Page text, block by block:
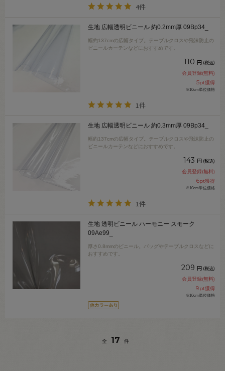
4件
生地 広幅透明ビニール 約0.2mm厚 09Bp34_
幅約137cmの広幅タイプ。テーブルクロスや飛沫防止の
ビニールカーテンなどにおすすめです。
110 円 (税込)
会員登録(無料)
5pt獲得
※10cm単位価格
1件
生地 広幅透明ビニール 約0.3mm厚 09Bp34_
幅約137cmの広幅タイプ。テーブルクロスや飛沫防止の
ビニールカーテンなどにおすすめです。
143 円 (税込)
会員登録(無料)
6pt獲得
※10cm単位価格
1件
生地 透明ビニール ハーモニー スモーク
09Ae99_
厚さ0.8mmのビニール。バッグやテーブルクロスなどに
おすすめです。
209 円 (税込)
会員登録(無料)
9pt獲得
※10cm単位価格
全 17 件